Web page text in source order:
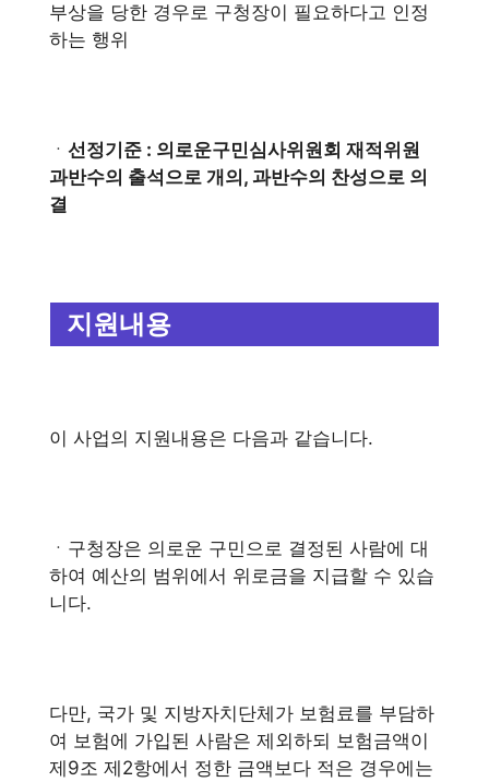
부상을 당한 경우로 구청장이 필요하다고 인정
하는 행위
ㆍ 선정기준 : 의로운구민심사위원회 재적위원
과반수의 출석으로 개의, 과반수의 찬성으로 의
결
지원내용
이 사업의 지원내용은 다음과 같습니다.
ㆍ구청장은 의로운 구민으로 결정된 사람에 대
하여 예산의 범위에서 위로금을 지급할 수 있습
니다.
다만, 국가 및 지방자치단체가 보험료를 부담하
여 보험에 가입된 사람은 제외하되 보험금액이
제9조 제2항에서 정한 금액보다 적은 경우에는